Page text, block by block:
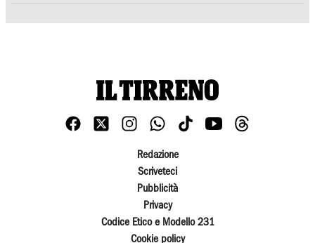
Redazione
Scriveteci
Pubblicità
Privacy
Codice Etico e Modello 231
Cookie policy